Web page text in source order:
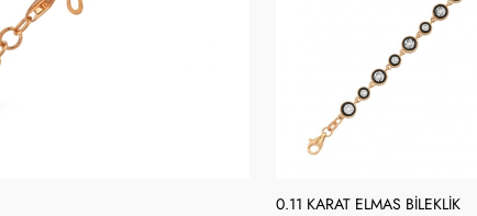
0.11 KARAT ELMAS BILEKLIK